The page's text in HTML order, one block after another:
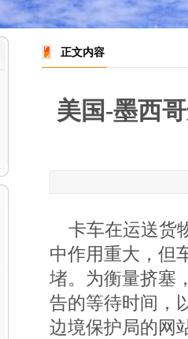
正文内容
美国-墨西
卡车在运送货
中作用重大，但
堵。为衡量挤塞
告的等待时间，
边境保护局的网